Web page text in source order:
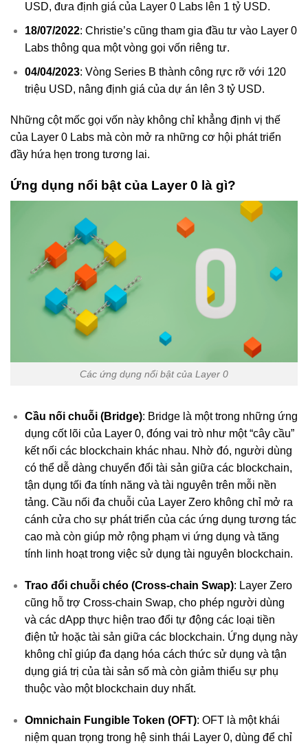
USD, đưa định giá của Layer 0 Labs lên 1 tỷ USD.
18/07/2022: Christie’s cũng tham gia đầu tư vào Layer 0
Labs thông qua một vòng gọi vốn riêng tư.
04/04/2023: Vòng Series B thành công rực rỡ với 120
triệu USD, nâng định giá của dự án lên 3 tỷ USD.
Những cột mốc gọi vốn này không chỉ khẳng định vị thế
của Layer 0 Labs mà còn mở ra những cơ hội phát triển
đầy hứa hẹn trong tương lai.
Ứng dụng nổi bật của Layer 0 là gì?
Các ứng dụng nổi bật của Layer 0
Cầu nối chuỗi (Bridge): Bridge là một trong những ứng
dụng cốt lõi của Layer 0, đóng vai trò như một “cây cầu”
kết nối các blockchain khác nhau. Nhờ đó, người dùng
có thể dễ dàng chuyển đổi tài sản giữa các blockchain,
tận dụng tối đa tính năng và tài nguyên trên mỗi nền
tảng. Cầu nối đa chuỗi của Layer Zero không chỉ mở ra
cánh cửa cho sự phát triển của các ứng dụng tương tác
cao mà còn giúp mở rộng phạm vi ứng dụng và tăng
tính linh hoạt trong việc sử dụng tài nguyên blockchain.
Trao đổi chuỗi chéo (Cross-chain Swap): Layer Zero
cũng hỗ trợ Cross-chain Swap, cho phép người dùng
và các dApp thực hiện trao đổi tự động các loại tiền
điện tử hoặc tài sản giữa các blockchain. Ứng dụng này
không chỉ giúp đa dạng hóa cách thức sử dụng và tận
dụng giá trị của tài sản số mà còn giảm thiểu sự phụ
thuộc vào một blockchain duy nhất.
Omnichain Fungible Token (OFT): OFT là một khái
niệm quan trọng trong hệ sinh thái Layer 0, dùng để chỉ